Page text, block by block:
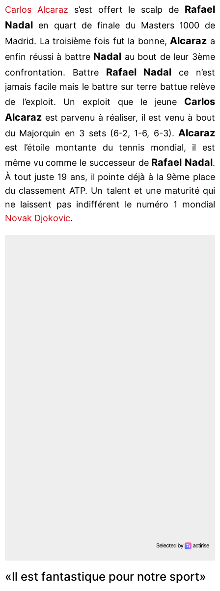
Carlos Alcaraz s’est offert le scalp de Rafael
Nadal en quart de finale du Masters 1000 de
Madrid. La troisième fois fut la bonne, Alcaraz a
enfin réussi à battre Nadal au bout de leur 3ème
confrontation. BattreRafael Nadal ce n’est
jamais facile mais le battre sur terre battue relève
de l’exploit. Un exploit que le jeune Carlos
Alcaraz est parvenu à réaliser, il est venu à bout
du Majorquin en 3 sets (6-2, 1-6, 6-3). Alcaraz
est l’étoile montante du tennis mondial, il est
même vu comme le successeur de Rafael Nadal.
À tout juste 19 ans, il pointe déjà à la 9ème place
du classement ATP. Un talent et une maturité qui
ne laissent pas indifférent le numéro 1 mondial
Novak Djokovic.
«Il est fantastique pour notre sport»